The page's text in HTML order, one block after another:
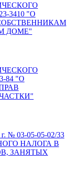
3410 "О
ДОМЕ"
84 "О
03-05-05-02/33
НАЛОГА В
ЗАНЯТЫХ